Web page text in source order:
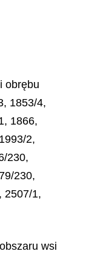
obrębu
1853/4,
1866,
2,
230,
230,
2507/1,
wsi